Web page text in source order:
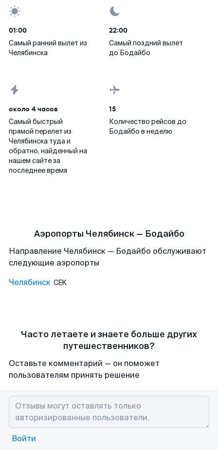
01:00
Самый ранний вылет из
Челябинска
22:00
Самый поздний вылет
до Бодайбо
около 4 часов
Самый быстрый
прямой перелет из
Челябинска туда и
обратно, найденный на
нашем сайте за
последнее время
15
Количество рейсов до
Бодайбо в неделю
Аэропорты Челябинск — Бодайбо
Направление Челябинск — Бодайбо обслуживают
следующие аэропорты
Челябинск CEK
Часто летаете и знаете больше других
путешественников?
Оставьте комментарий — он поможет
пользователям принять решение
Войти